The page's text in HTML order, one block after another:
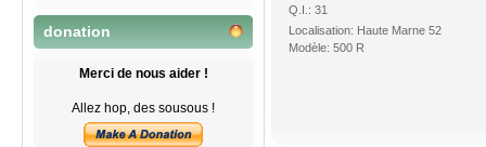
donation
Merci de nous aider !
Allez hop, des sousous !
Q.I.: 31
Localisation: Haute Marne 52
Modèle: 500 R